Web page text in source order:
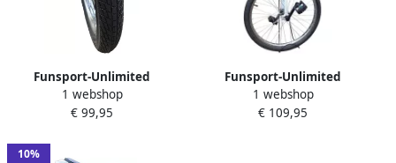
Funsport-Unlimited
Funsport Eenwieler 16 inch
Wit
1 webshop
€ 99,95
Funsport-Unlimited
Funsport Eenwieler 24 Wit
1 webshop
€ 109,95
10%